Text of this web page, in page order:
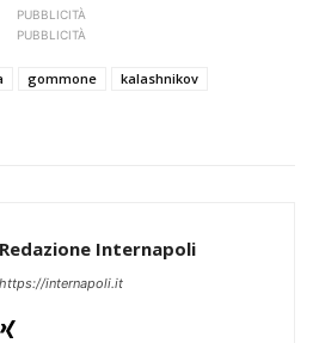
PUBBLICITÀ
PUBBLICITÀ
gommone
kalashnikov
Redazione Internapoli
https://internapoli.it